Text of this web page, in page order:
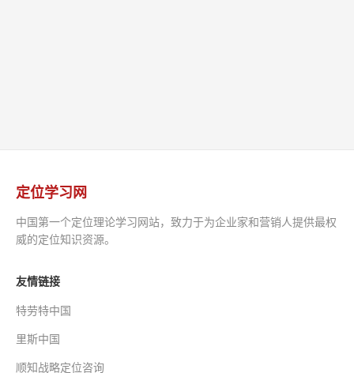
定位学习网
中国第一个定位理论学习网站，致力于为企业家和营销人提供最权
威的定位知识资源。
友情链接
特劳特中国
里斯中国
顺知战略定位咨询